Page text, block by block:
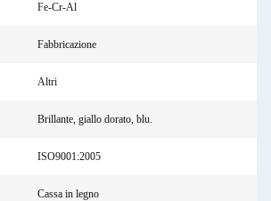
Fe-Cr-Al
Fabbricazione
Altri
Brillante, giallo dorato, blu.
ISO9001:2005
Cassa in legno